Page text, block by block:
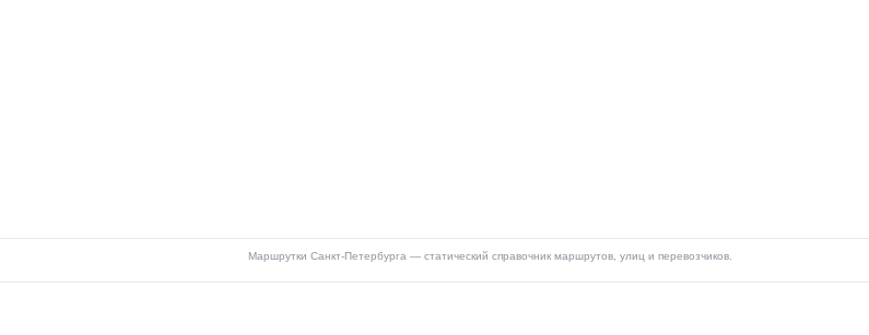
Маршрутки Санкт-Петербурга — статический справочник маршрутов, улиц и перевозчиков.